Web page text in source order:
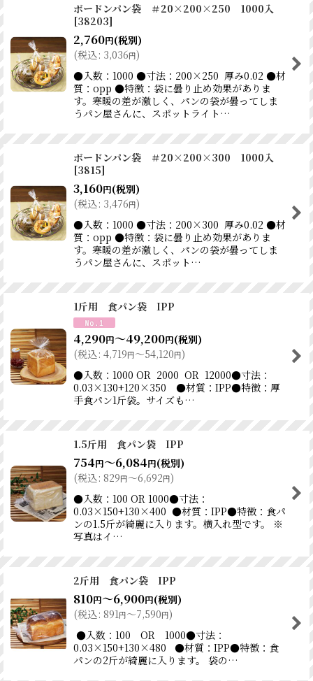
ボードンパン袋 ＃20×200×250 1000入
[38203]
2,760円(税別)
(税込: 3,036円)
●入数：1000 ●寸法：200×250 厚み0.02 ●材
質：opp ●特徴：袋に曇り止め効果がありま
す。寒暖の差が激しく、パンの袋が曇ってしま
うパン屋さんに、スポットライト…
ボードンパン袋 ＃20×200×300 1000入
[3815]
3,160円(税別)
(税込: 3,476円)
●入数：1000 ●寸法：200×300 厚み0.02 ●材
質：opp ●特徴：袋に曇り止め効果がありま
す。寒暖の差が激しく、パンの袋が曇ってしま
うパン屋さんに、スポット…
1斤用 食パン袋 IPP
4,290円～49,200円(税別)
(税込: 4,719円～54,120円)
●入数：1000 OR 2000 OR 12000●寸法：
0.03×130+120×350 ●材質：IPP●特徴：厚
手食パン1斤袋。サイズも…
1.5斤用 食パン袋 IPP
754円～6,084円(税別)
(税込: 829円～6,692円)
●入数：100 OR 1000●寸法：
0.03×150+130×400 ●材質：IPP●特徴：食パ
ンの1.5斤が綺麗に入ります。横入れ型です。 ※
写真はイ…
2斤用 食パン袋 IPP
810円～6,900円(税別)
(税込: 891円～7,590円)
●入数：100 OR 1000●寸法：
0.03×150+130×480 ●材質：IPP●特徴：食
パンの2斤が綺麗に入ります。 袋の…